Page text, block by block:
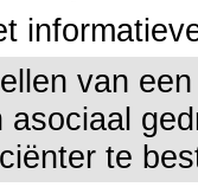
van
te